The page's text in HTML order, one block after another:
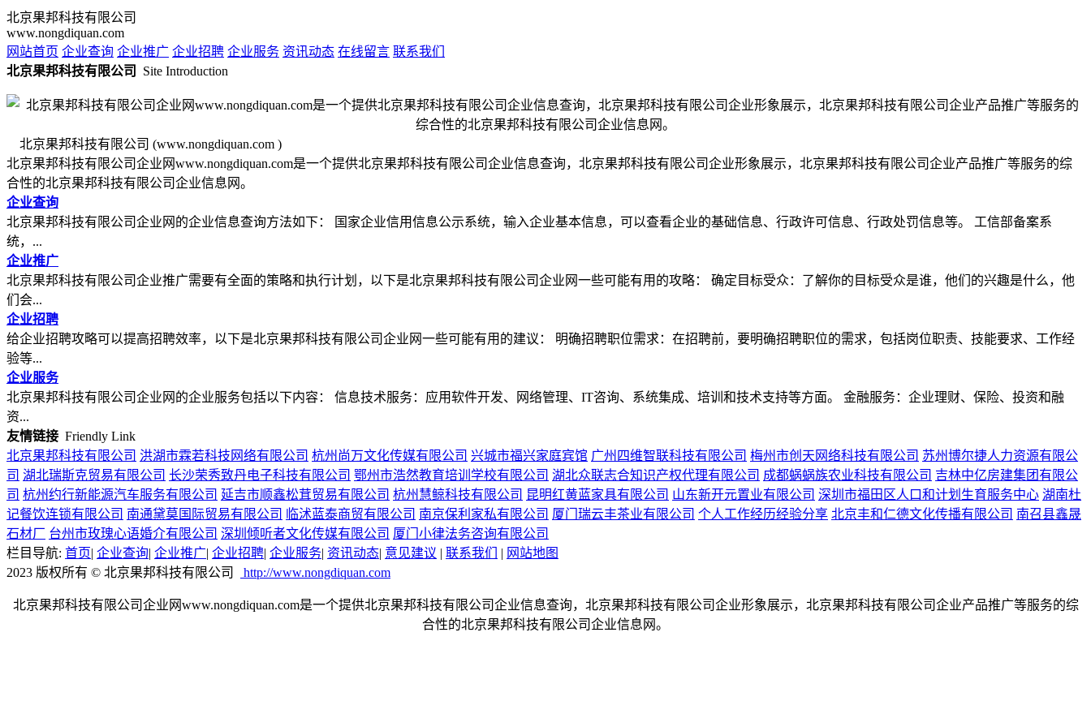
北京果邦科技有限公司
www.nongdiquan.com
网站首页 企业查询 企业推广 企业招聘 企业服务 资讯动态 在线留言 联系我们
北京果邦科技有限公司
Site Introduction
北京果邦科技有限公司 (www.nongdiquan.com )
北京果邦科技有限公司企业网www.nongdiquan.com是一个提供北京果邦科技有限公司企业信息查询，北京果邦科技有限公司企业形象展示，北京果邦科技有限公司企业产品推广等服务的综
合性的北京果邦科技有限公司企业信息网。
企业查询
北京果邦科技有限公司企业网的企业信息查询方法如下： 国家企业信用信息公示系统，输入企业基本信息，可以查看企业的基础信息、行政许可信息、行政处罚信息等。 工信部备案系
统，...
企业推广
北京果邦科技有限公司企业推广需要有全面的策略和执行计划，以下是北京果邦科技有限公司企业网一些可能有用的攻略： 确定目标受众：了解你的目标受众是谁，他们的兴趣是什么，他
们会...
企业招聘
给企业招聘攻略可以提高招聘效率，以下是北京果邦科技有限公司企业网一些可能有用的建议： 明确招聘职位需求：在招聘前，要明确招聘职位的需求，包括岗位职责、技能要求、工作经
验等...
企业服务
北京果邦科技有限公司企业网的企业服务包括以下内容： 信息技术服务：应用软件开发、网络管理、IT咨询、系统集成、培训和技术支持等方面。 金融服务：企业理财、保险、投资和融
资...
友情链接 Friendly Link
北京果邦科技有限公司 洪湖市霖若科技网络有限公司 杭州尚万文化传媒有限公司 兴城市福兴家庭宾馆 广州四维智联科技有限公司 梅州市创天网络科技有限公司 苏州博尔捷人力资源有限公
司 湖北瑞斯克贸易有限公司 长沙荣秀致丹电子科技有限公司 鄂州市浩然教育培训学校有限公司 湖北众联志合知识产权代理有限公司 成都蜗蜗族农业科技有限公司 吉林中亿房建集团有限公
司 杭州约行新能源汽车服务有限公司 延吉市顺鑫松茸贸易有限公司 杭州慧鲸科技有限公司 昆明红黄蓝家具有限公司 山东新开元置业有限公司 深圳市福田区人口和计划生育服务中心 湖南杜
记餐饮连锁有限公司 南通黛莫国际贸易有限公司 临沭蓝泰商贸有限公司 南京保利家私有限公司 厦门瑞云丰茶业有限公司 个人工作经历经验分享 北京丰和仁德文化传播有限公司 南召县鑫晟
石材厂 台州市玫瑰心语婚介有限公司 深圳倾听者文化传媒有限公司 厦门小律法务咨询有限公司
栏目导航: 首页| 企业查询| 企业推广| 企业招聘| 企业服务| 资讯动态| 意见建议 | 联系我们 | 网站地图
2023 版权所有 © 北京果邦科技有限公司
http://www.nongdiquan.com
北京果邦科技有限公司企业网www.nongdiquan.com是一个提供北京果邦科技有限公司企业信息查询，北京果邦科技有限公司企业形象展示，北京果邦科技有限公司企业产品推广等服务的综
合性的北京果邦科技有限公司企业信息网。